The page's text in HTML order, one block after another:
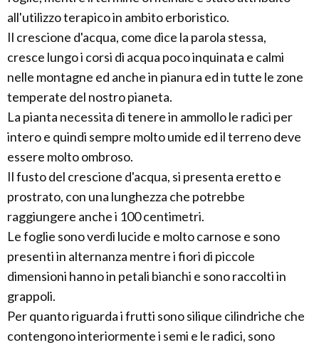
all'utilizzo terapico in ambito erboristico.
Il crescione d'acqua, come dice la parola stessa,
cresce lungo i corsi di acqua poco inquinata e calmi
nelle montagne ed anche in pianura ed in tutte le zone
temperate del nostro pianeta.
La pianta necessita di tenere in ammollo le radici per
intero e quindi sempre molto umide ed il terreno deve
essere molto ombroso.
Il fusto del crescione d'acqua, si presenta eretto e
prostrato, con una lunghezza che potrebbe
raggiungere anche i 100 centimetri.
Le foglie sono verdi lucide e molto carnose e sono
presenti in alternanza mentre i fiori di piccole
dimensioni hanno in petali bianchi e sono raccolti in
grappoli.
Per quanto riguarda i frutti sono silique cilindriche che
contengono interiormente i semi e le radici, sono